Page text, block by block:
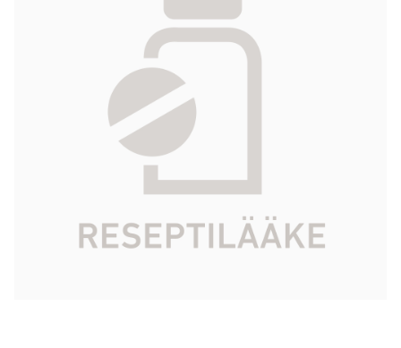
503645
Vaikuttava aine metyylinaltreksonibromidi
0,6 ml
Zentiva
Tarkista Kela-korvattavuus